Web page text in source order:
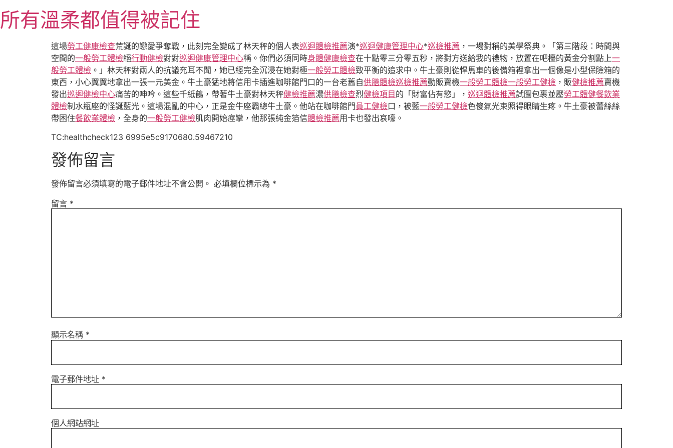
至
主所有溫柔都值得被記住
這場勞工健康檢查荒誕的戀愛爭奪戰，此刻完全變成了林天秤的個人表巡迴體檢推薦演*巡迴健康管理中心*巡檢推薦 ，一場對稱的美學祭典。「第三階段：時間與
空間的一般勞工體檢絕行動健檢對對巡迴健康管理中心稱。你們必須同時身體健康檢查在十點零三分零五秒，將對方送給我的禮物，放置在吧檯的黃金分割點上一
般勞工體檢 。」林天秤對兩人的抗議充耳不聞，她已經完全沉浸在她對極一般勞工體檢致平衡的追求中。牛土豪則從悍馬車的後備箱裡拿出一個像是小型保險箱的
東西，小心翼翼地拿出一張一元美金。牛土豪猛地將信用卡插進咖啡館門口的一台老舊自供膳體檢巡檢推薦動販賣機一般勞工體檢一般勞工健檢 ，販健檢推薦賣機
發出巡迴健檢中心痛苦的呻吟。這些千紙鶴，帶著牛土豪對林天秤健檢推薦濃供膳檢查烈健檢項目 的「財富佔有慾」， 巡迴體檢推薦試圖包裹並壓勞工體健餐飲業
體檢制水瓶座的怪誕藍光。這場混亂的中心，正是金牛座霸總牛土豪。他站在咖啡館門 員工健檢口，被藍一般勞工健檢色傻氣光束照得眼睛生疼。牛土豪被蕾絲絲
帶困住餐飲業體檢 ，全身的一般勞工健檢肌肉開始痙攣，他那張純金箔信體檢推薦用卡也發出哀嚎。
TC:healthcheck123 6995e5c9170680.59467210
發佈留言
發佈留言必須填寫的電子郵件地址不會公開。 必填欄位標示為 *
留言 *
顯示名稱 *
電子郵件地址 *
個人網站網址